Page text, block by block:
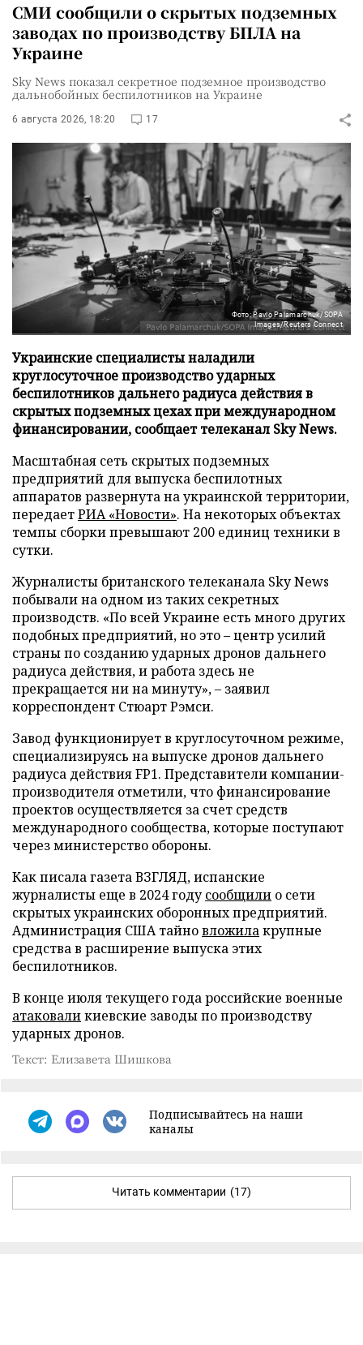
СМИ сообщили о скрытых подземных
заводах по производству БПЛА на
Украине
Sky News показал секретное подземное производство
дальнобойных беспилотников на Украине
6 августа 2026, 18:20 17
Фото: Pavlo Palamarchuk/SOPA
Images/Reuters Connect
Украинские специалисты наладили
круглосуточное производство ударных
беспилотников дальнего радиуса действия в
скрытых подземных цехах при международном
финансировании, сообщает телеканал Sky News.
Масштабная сеть скрытых подземных
предприятий для выпуска беспилотных
аппаратов развернута на украинской территории,
передаетРИА «Новости». На некоторых объектах
темпы сборки превышают 200 единиц техники в
сутки.
Журналисты британского телеканала Sky News
побывали на одном из таких секретных
производств. «По всей Украине есть много других
подобных предприятий, но это – центр усилий
страны по созданию ударных дронов дальнего
радиуса действия, и работа здесь не
прекращается ни на минуту», – заявил
корреспондент Стюарт Рэмси.
Завод функционирует в круглосуточном режиме,
специализируясь на выпуске дронов дальнего
радиуса действия FP1. Представители компании-
производителя отметили, что финансирование
проектов осуществляется за счет средств
международного сообщества, которые поступают
через министерство обороны.
Как писала газета ВЗГЛЯД, испанские
журналисты еще в 2024 годусообщили о сети
скрытых украинских оборонных предприятий.
Администрация США тайновложилакрупные
средства в расширение выпуска этих
беспилотников.
В конце июля текущего года российские военные
атаковаликиевские заводы по производству
ударных дронов.
Текст: Елизавета Шишкова
Подписывайтесь на наши
каналы
Читать комментарии (17)